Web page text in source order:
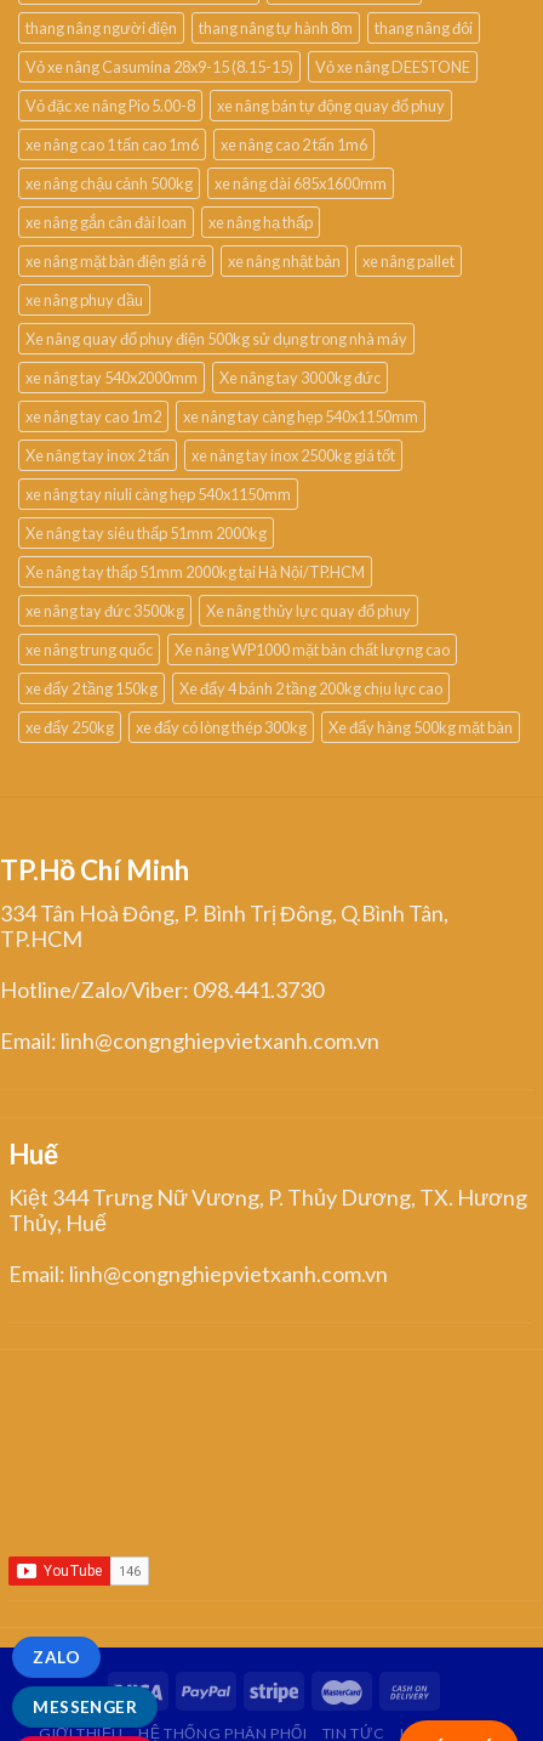
thang nâng người điện
thang nâng tự hành 8m
thang nâng đôi
Vỏ xe nâng Casumina 28x9-15 (8.15-15)
Vỏ xe nâng DEESTONE
Vỏ đặc xe nâng Pio 5.00-8
xe nâng bán tự động quay đổ phuy
xe nâng cao 1 tấn cao 1m6
xe nâng cao 2 tấn 1m6
xe nâng chậu cảnh 500kg
xe nâng dài 685x1600mm
xe nâng gắn cân đài loan
xe nâng hạ thấp
xe nâng mặt bàn điện giá rẻ
xe nâng nhật bản
xe nâng pallet
xe nâng phuy dầu
Xe nâng quay đổ phuy điện 500kg sử dụng trong nhà máy
xe nâng tay 540x2000mm
Xe nâng tay 3000kg đức
xe nâng tay cao 1m2
xe nâng tay càng hẹp 540x1150mm
Xe nâng tay inox 2 tấn
xe nâng tay inox 2500kg giá tốt
xe nâng tay niuli càng hẹp 540x1150mm
Xe nâng tay siêu thấp 51mm 2000kg
Xe nâng tay thấp 51mm 2000kg tại Hà Nội/TP.HCM
xe nâng tay đức 3500kg
Xe nâng thủy lực quay đổ phuy
xe nâng trung quốc
Xe nâng WP1000 mặt bàn chất lượng cao
xe đẩy 2 tầng 150kg
Xe đẩy 4 bánh 2 tầng 200kg chịu lực cao
xe đẩy 250kg
xe đẩy có lòng thép 300kg Xe đẩy hàng 500kg mặt bàn
TP.Hồ Chí Minh
334 Tân Hoà Đông, P. Bình Trị Đông, Q.Bình Tân,
TP.HCM
Hotline/Zalo/Viber: 098.441.3730
Email: linh@congnghiepvietxanh.com.vn
Huế
Kiệt 344 Trưng Nữ Vương, P. Thủy Dương, TX. Hương
Thủy, Huế
Email: linh@congnghiepvietxanh.com.vn
GIỚI THIỆU HỆ THỐNG PHÂN PHỐI TIN TỨC LIÊN HỆ
MESSENGER
ZALO